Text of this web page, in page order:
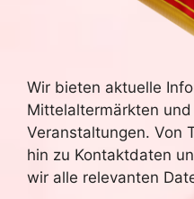
Wir bieten aktuelle
Mittelaltermärkten
Veranstaltungen. Von
hin zu Kontaktdaten
wir alle relevanten